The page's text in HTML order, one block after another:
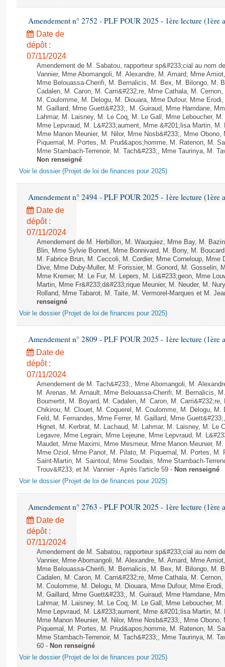
Amendement n° 2752 - PLF POUR 2025 - 1ère lecture (1ère
Date de
dépôt :
07/11/2024
Amendement de M. Sabatou, rapporteur sp&#233;cial au nom
Vannier, Mme Abomangoli, M. Alexandre, M. Amard, Mme
Mme Belouassa-Cherifi, M. Bernalicis, M. Bex, M. Bilongo, M.
Cadalen, M. Caron, M. Carri&#232;re, Mme Cathala, M.
M. Coulomme, M. Delogu, M. Diouara, Mme Dufour, Mme
M. Gaillard, Mme Guett&#233;, M. Guiraud, Mme Hamdane,
Lahmar, M. Laisney, M. Le Coq, M. Le Gall, Mme Leboucher,
Mme Lepvraud, M. L&#233;aument, Mme &#201;lisa Martin,
Mme Manon Meunier, M. Nilor, Mme Nosb&#233;, Mme
Piquemal, M. Portes, M. Prud&apos;homme, M. Ratenon, M.
Mme Stambach-Terrenoir, M. Tach&#233;, Mme Taurinya, M.
Non renseigné
Voir le dossier (Projet de loi de finances pour 2025)
Amendement n° 2494 - PLF POUR 2025 - 1ère lecture (1ère
Date de
dépôt :
07/11/2024
Amendement de M. Herbillon, M. Wauquiez, Mme Bay, M.
Blin, Mme Sylvie Bonnet, Mme Bonnivard, M. Bony, M.
M. Fabrice Brun, M. Ceccoli, M. Cordier, Mme Corneloup,
Dive, Mme Duby-Muller, M. Forissier, M. Gonord, M. Gosselin,
Mme Kremer, M. Le Fur, M. Lepers, M. Li&#233;geon, Mme
Martin, Mme Fr&#233;d&#233;rique Meunier, M. Neuder, M.
Rolland, Mme Tabarot, M. Taite, M. Vermorel-Marques et M.
renseigné
Voir le dossier (Projet de loi de finances pour 2025)
Amendement n° 2809 - PLF POUR 2025 - 1ère lecture (1ère
Date de
dépôt :
07/11/2024
Amendement de M. Tach&#233;, Mme Abomangoli, M.
M. Arenas, M. Arnault, Mme Belouassa-Cherifi, M. Bernalicis,
Boumertit, M. Boyard, M. Cadalen, M. Caron, M.
Chikirou, M. Clouet, M. Coquerel, M. Coulomme, M. Delogu, M.
Feld, M. Fernandes, Mme Ferrer, M. Gaillard, Mme
Hignet, M. Kerbrat, M. Lachaud, M. Lahmar, M. Laisney, M. Le
Legavre, Mme Legrain, Mme Lejeune, Mme Lepvraud, M.
Maudet, Mme Maximi, Mme Mesmeur, Mme Manon Meunier,
Mme Oziol, Mme Panot, M. Pilato, M. Piquemal, M. Portes, M.
Saint-Martin, M. Saintoul, Mme Soudais, Mme Stambach-
Trouv&#233; et M. Vannier - Après l'article 59 - Non renseigné
Voir le dossier (Projet de loi de finances pour 2025)
Amendement n° 2763 - PLF POUR 2025 - 1ère lecture (1ère
Date de
dépôt :
07/11/2024
Amendement de M. Sabatou, rapporteur sp&#233;cial au nom
Vannier, Mme Abomangoli, M. Alexandre, M. Amard, Mme
Mme Belouassa-Cherifi, M. Bernalicis, M. Bex, M. Bilongo, M.
Cadalen, M. Caron, M. Carri&#232;re, Mme Cathala, M.
M. Coulomme, M. Delogu, M. Diouara, Mme Dufour, Mme
M. Gaillard, Mme Guett&#233;, M. Guiraud, Mme Hamdane,
Lahmar, M. Laisney, M. Le Coq, M. Le Gall, Mme Leboucher,
Mme Lepvraud, M. L&#233;aument, Mme &#201;lisa Martin,
Mme Manon Meunier, M. Nilor, Mme Nosb&#233;, Mme
Piquemal, M. Portes, M. Prud&apos;homme, M. Ratenon, M.
Mme Stambach-Terrenoir, M. Tach&#233;, Mme Taurinya, M.
60 - Non renseigné
Voir le dossier (Projet de loi de finances pour 2025)